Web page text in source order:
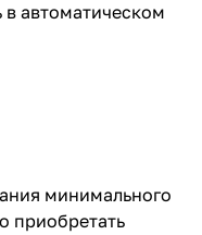
в автоматическом
минимального
приобретать